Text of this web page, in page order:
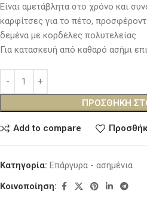
Είναι αμετάβλητα στο χρόνο και
καρφίτσες για το πέτο,
δεμένα με κορδέλες πολυτελείας.
Για κατασκευή από καθαρό ασήμι
ΠΡΟΣΘΉΚΗ
Add to compare
Κατηγορία: Επάργυρα - ασημένια
Κοινοποίηση: